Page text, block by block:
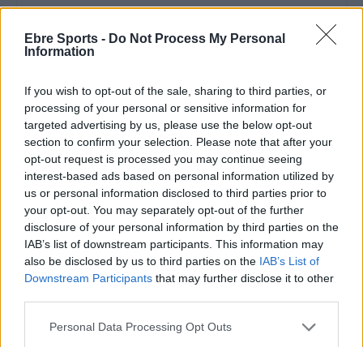
Ebre Sports - Do Not Process My Personal
Information
If you wish to opt-out of the sale, sharing to third parties, or
processing of your personal or sensitive information for
targeted advertising by us, please use the below opt-out
section to confirm your selection. Please note that after your
opt-out request is processed you may continue seeing
interest-based ads based on personal information utilized by
us or personal information disclosed to third parties prior to
your opt-out. You may separately opt-out of the further
disclosure of your personal information by third parties on the
IAB’s list of downstream participants. This information may
also be disclosed by us to third parties on the IAB’s List of
Downstream Participants that may further disclose it to other
Personal Data Processing Opt Outs
ARTICLES RELACIONATS
Tennis
El rapitenc Ian Barroeta campió del J30
Costa Daurada Cup ITF Júnior de Reus
abril 19, 2026
Tennis
Ian Barroeta va avançar fins a la semifinal
del Torneig Internacional ITF Colomiers
març 14, 2026
Ian Barroeta amb Dario Ruiz campions de
dobles del torneig francès de Le Pontet
març 9, 2026